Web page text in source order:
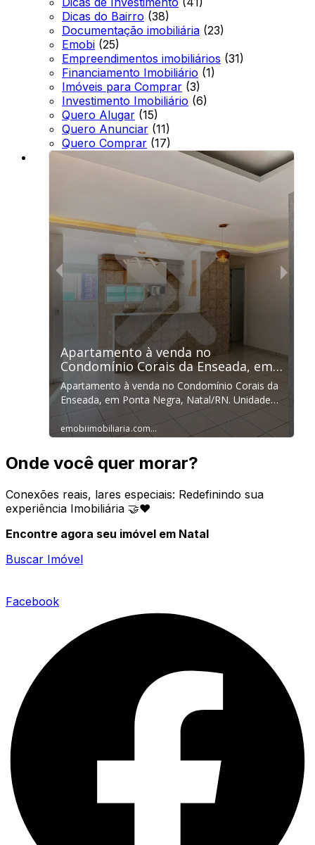
Dicas do Bairro (38)
Documentação imobiliária (23)
Emobi (25)
Empreendimentos imobiliários (31)
Financiamento Imobiliário (1)
Imóveis para Comprar (3)
Investimento Imobiliário (6)
Quero Alugar (15)
Quero Anunciar (11)
Quero Comprar (17)
Onde você quer morar?
Conexões reais, lares especiais: Redefinindo sua
experiência Imobiliária 🤝❤️
Encontre agora seu imóvel em Natal
Buscar Imóvel
Facebook